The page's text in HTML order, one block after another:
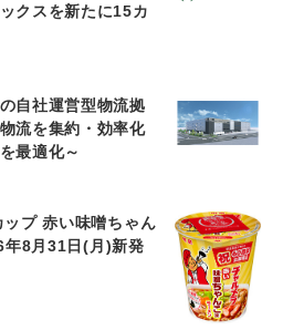
クスを新たに15カ
自社運営型物流拠
流を集約・効率化
最適化～
ップ 赤い味噌ちゃん
年8月31日(月)新発